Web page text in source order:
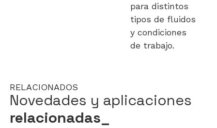
para distintos
tipos de fluidos
y condiciones
de trabajo.
RELACIONADOS
Novedades y aplicaciones
relacionadas_